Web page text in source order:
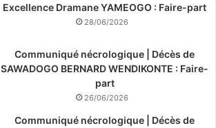
Excellence Dramane YAMEOGO : Faire-part
28/06/2026
Communiqué nécrologique | Décès de
SAWADOGO BERNARD WENDIKONTE : Faire-
part
26/06/2026
Communiqué nécrologique | Décès de